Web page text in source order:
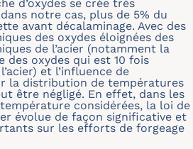
d’oxydes se crée très
notre cas, plus de 5% du
avant décalaminage. Avec des
des oxydes éloignées des
de l’acier (notamment la
oxydes qui est 10 fois
et l’influence de
la distribution de températures
être négligé. En effet, dans les
considérées, la loi de
évolue de façon significative et
sur les efforts de forgeage